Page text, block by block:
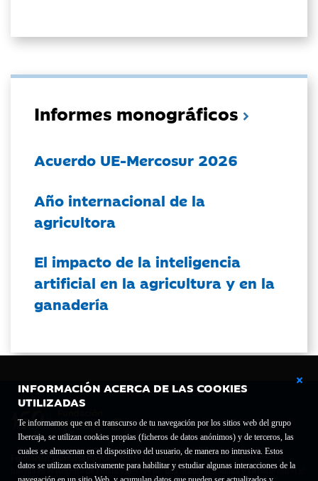
INFORMACIÓN ACERCA DE LAS COOKIES
UTILIZADAS
Te informamos que en el transcurso de tu navegación por los sitios web del grupo
Ibercaja, se utilizan cookies propias (ficheros de datos anónimos) y de terceros, las
cuales se almacenan en el dispositivo del usuario, de manera no intrusiva. Estos
datos se utilizan exclusivamente para habilitar y estudiar algunas interacciones de la
Informes monográficos
Acuerdo UE-Mercosur 2026
Año internacional de la
agricultora
El impacto de la inteligencia
artificial en la agricultura y en la
ganadería
Fundación Bancaria Ibercaja C.I.F. G-50000652.
Inscrita en el Registro de Fundaciones del Mº de Educación, Cultura y Deporte con el nº